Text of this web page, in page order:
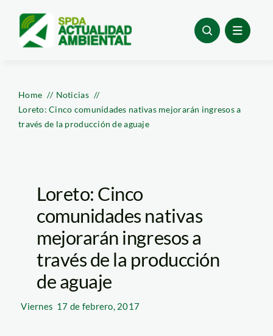
content
Home
Noticias
Loreto: Cinco comunidades nativas mejorarán ingresos a
través de la producción de aguaje
Loreto: Cinco
comunidades nativas
mejorarán ingresos a
través de la producción
de aguaje
Viernes 17 de febrero, 2017